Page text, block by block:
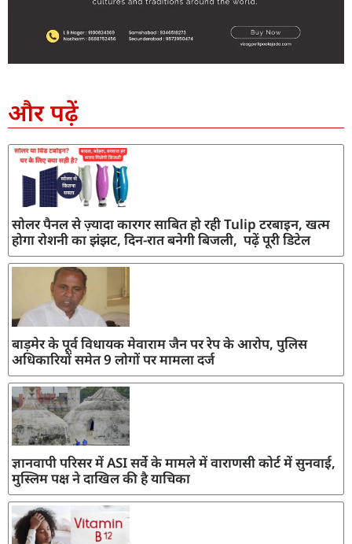
और पढ़ें
सोलर पैनल से ज़्यादा कारगर साबित हो रही Tulip टरबाइन, खत्म
होगा रोशनी का झंझट, दिन-रात बनेगी बिजली, पढ़ें पूरी डिटेल
बाड़मेर के पूर्व विधायक मेवाराम जैन पर रेप के आरोप, पुलिस
अधिकारियों समेत 9 लोगों पर मामला दर्ज
ज्ञानवापी परिसर में ASI सर्वे के मामले में वाराणसी कोर्ट में सुनवाई,
मुस्लिम पक्ष ने दाखिल की है याचिका